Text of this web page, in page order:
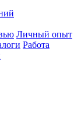
Личный опыт
Работа